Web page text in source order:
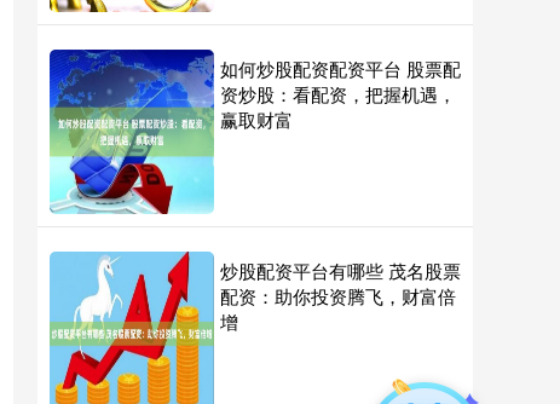
如何炒股配资配资平台 股票配
资炒股：看配资，把握机遇，
赢取财富
炒股配资平台有哪些 茂名股票
配资：助你投资腾飞，财富倍
增